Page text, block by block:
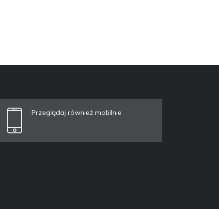
Przeglądaj również mobilnie